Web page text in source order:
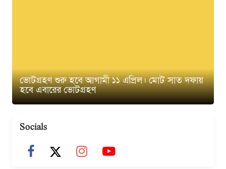
ভোটগ্রহণ শুরু হবে আগামী ১১ এপ্রিল। মোট সাত দফায়
হবে এবারের ভোটগ্রহণ
Socials